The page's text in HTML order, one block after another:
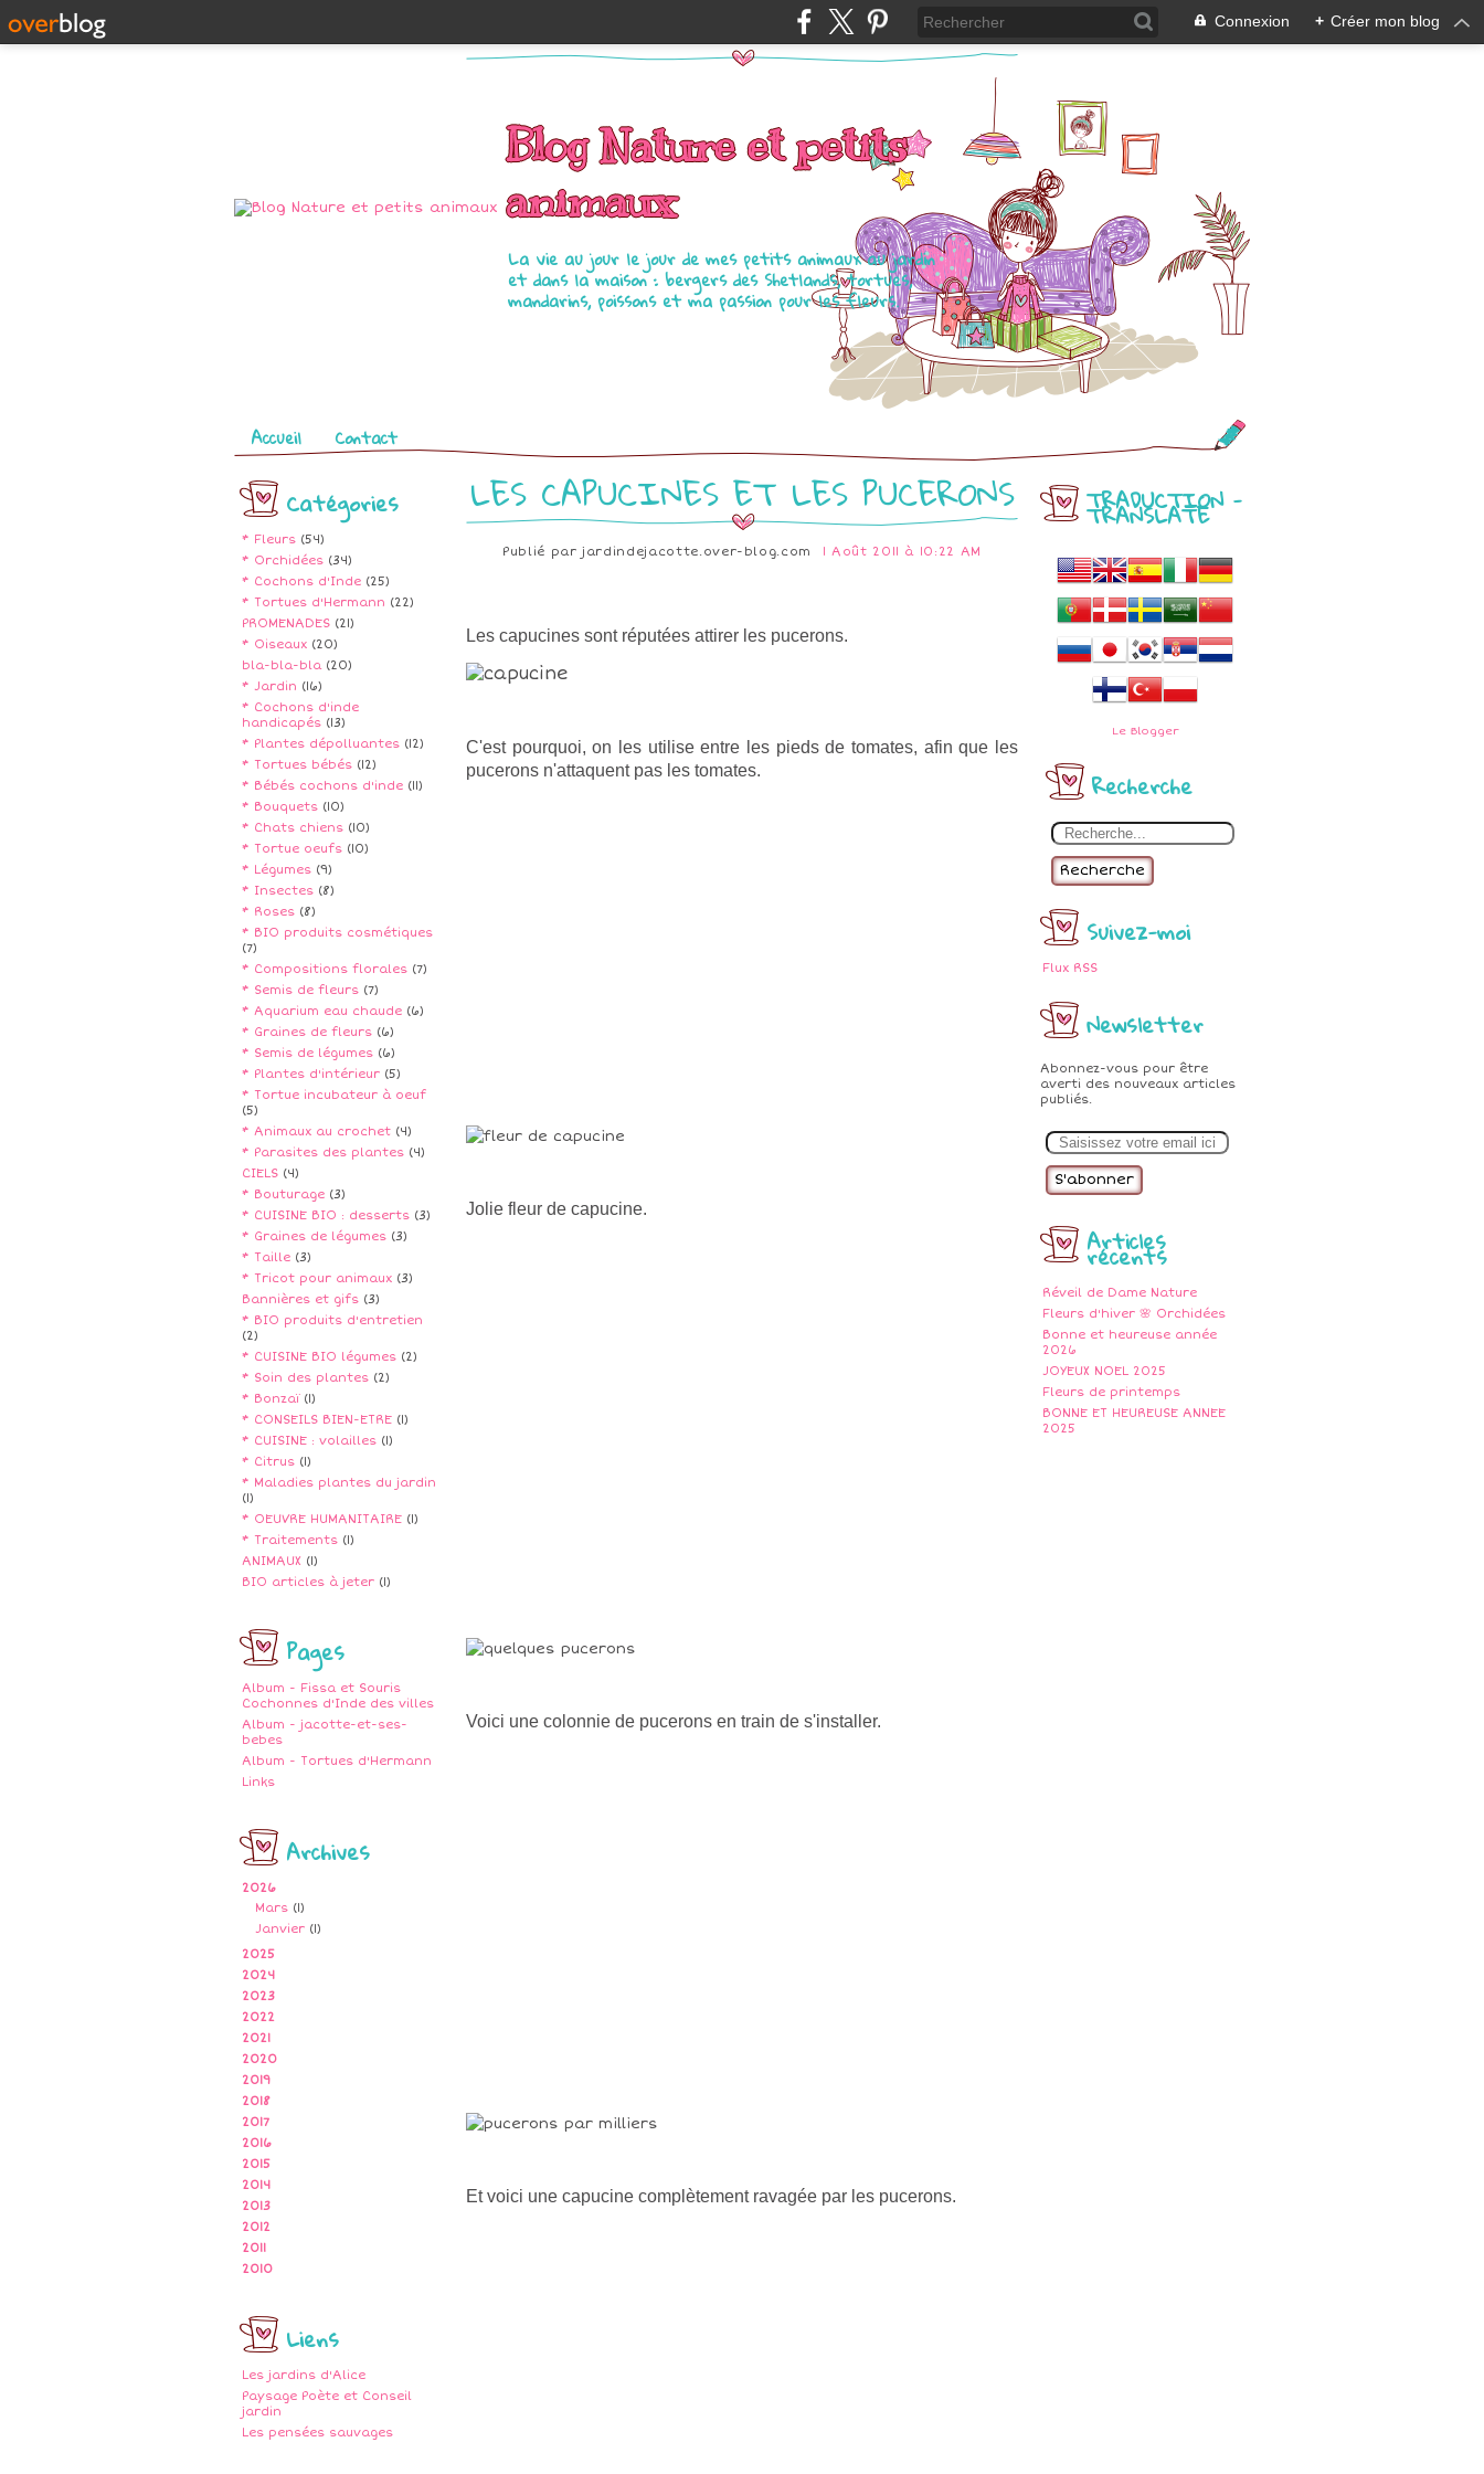
Connexion + Créer mon blog
Blog Nature et petits
animaux
La vie au jour le jour de mes petits animaux au jardin
et dans la maison : bergers des Shetlands, tortues,
mandarins, poissons et ma passion pour les fleurs.
Pages
Accueil Contact
Catégories
* Fleurs (54)
* Orchidées (34)
* Cochons d'Inde (25)
* Tortues d'Hermann (22)
PROMENADES (21)
* Oiseaux (20)
bla-bla-bla (20)
* Jardin (16)
* Cochons d'inde
handicapés (13)
* Plantes dépolluantes (12)
* Tortues bébés (12)
* Bébés cochons d'inde (11)
* Bouquets (10)
* Chats chiens (10)
* Tortue oeufs (10)
* Légumes (9)
* Insectes (8)
* Roses (8)
* BIO produits cosmétiques
(7)
* Compositions florales (7)
* Semis de fleurs (7)
* Aquarium eau chaude (6)
* Graines de fleurs (6)
* Semis de légumes (6)
* Plantes d'intérieur (5)
* Tortue incubateur à oeuf
(5)
* Animaux au crochet (4)
* Parasites des plantes (4)
CIELS (4)
* Bouturage (3)
* CUISINE BIO : desserts (3)
* Graines de légumes (3)
* Taille (3)
* Tricot pour animaux (3)
Bannières et gifs (3)
* BIO produits d'entretien
(2)
* CUISINE BIO légumes (2)
* Soin des plantes (2)
* Bonzaï (1)
* CONSEILS BIEN-ETRE (1)
* CUISINE : volailles (1)
* Citrus (1)
* Maladies plantes du jardin
(1)
* OEUVRE HUMANITAIRE (1)
* Traitements (1)
ANIMAUX (1)
BIO articles à jeter (1)
Pages
Album - Fissa et Souris
Cochonnes d'Inde des villes
Album - jacotte-et-ses-
bebes
Album - Tortues d'Hermann
Links
Archives
2026
Mars (1)
Janvier (1)
2025
2024
2023
2022
2021
2020
2019
2018
2017
2016
2015
2014
2013
2012
2011
2010
Liens
Les jardins d'Alice
Paysage Poète et Conseil
jardin
Les pensées sauvages
TRADUCTION -
TRANSLATE
Le Blogger
Recherche
Recherche
Suivez-moi
Flux RSS
Newsletter
Abonnez-vous pour être
averti des nouveaux articles
publiés.
m
Articles
récents
Réveil de Dame Nature
Fleurs d'hiver 🌸 Orchidées
Bonne et heureuse année
2026
JOYEUX NOEL 2025
Fleurs de printemps
BONNE ET HEUREUSE ANNEE
2025
LES CAPUCINES ET LES PUCERONS
Publié parjardindejacotte.over-blog.com 1 Août 2011 à 10:22 AM
Les capucines sont réputées attirer les pucerons.
C'est pourquoi, on les utilise entre les pieds de tomates, afin que les
pucerons n'attaquent pas les tomates.
Jolie fleur de capucine.
Voici une colonnie de pucerons en train de s'installer.
Et voici une capucine complètement ravagée par les pucerons.